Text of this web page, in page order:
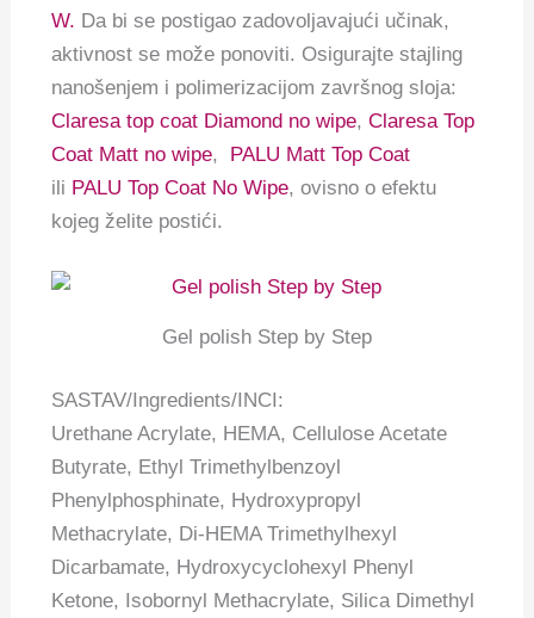
W. Da bi se postigao zadovoljavajući učinak,
aktivnost se može ponoviti. Osigurajte stajling
nanošenjem i polimerizacijom završnog sloja:
Claresa top coat Diamond no wipe,Claresa Top
Coat Matt no wipe, PALU Matt Top Coat
ili PALU Top Coat No Wipe, ovisno o efektu
kojeg želite postići.
Gel polish Step by Step
SASTAV/Ingredients/INCI:
Urethane Acrylate, HEMA, Cellulose Acetate
Butyrate, Ethyl Trimethylbenzoyl
Phenylphosphinate, Hydroxypropyl
Methacrylate, Di-HEMA Trimethylhexyl
Dicarbamate, Hydroxycyclohexyl Phenyl
Ketone, Isobornyl Methacrylate, Silica Dimethyl